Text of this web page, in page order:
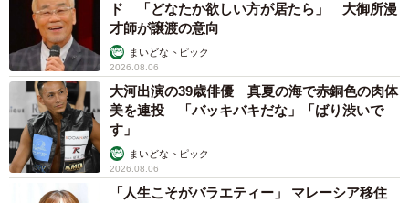
ド 「どなたか欲しい方が居たら」 大御所漫
才師が譲渡の意向
まいどなトピック
2026.08.06
大河出演の39歳俳優 真夏の海で赤銅色の肉体
美を連投 「バッキバキだな」「ばり渋いで
す」
まいどなトピック
2026.08.06
「人生こそがバラエティー」 マレーシア移住